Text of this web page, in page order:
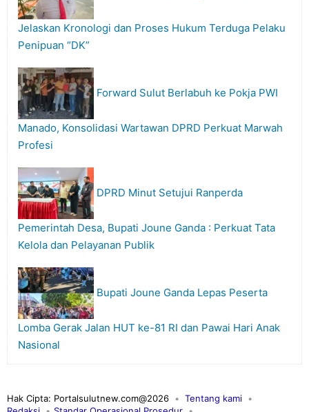
Jelaskan Kronologi dan Proses Hukum Terduga Pelaku
Penipuan “DK”
Forward Sulut Berlabuh ke Pokja PWI
Manado, Konsolidasi Wartawan DPRD Perkuat Marwah
Profesi
DPRD Minut Setujui Ranperda
Pemerintah Desa, Bupati Joune Ganda : Perkuat Tata
Kelola dan Pelayanan Publik
Bupati Joune Ganda Lepas Peserta
Lomba Gerak Jalan HUT ke-81 RI dan Pawai Hari Anak
Nasional
Hak Cipta: Portalsulutnew.com@2026
Tentang kami